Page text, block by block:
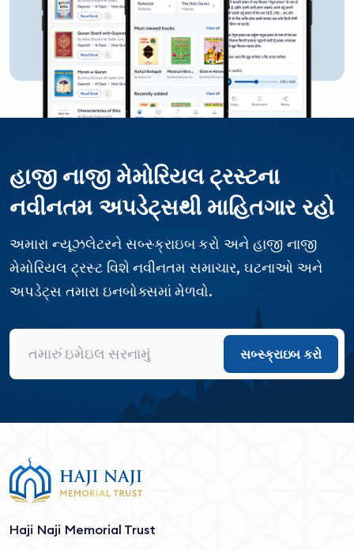
હાજી નાજી મેમોરિયલ ટ્રસ્ટના
નવીનતમ અપડેટ્સથી માહિતગાર રહો
અમારા ન્યૂઝલેટરને સબ્સ્ક્રાઇબ કરો અને હાજી નાજી
મેમોરિયલ ટ્રસ્ટ વિશે નવીનતમ સમાચાર, ઘટનાઓ અને
અપડેટ્સ તમારા ઇનબોક્સમાં મેળવો.
સબ્સ્ક્રાઇબ કરો
Haji Naji Memorial Trust